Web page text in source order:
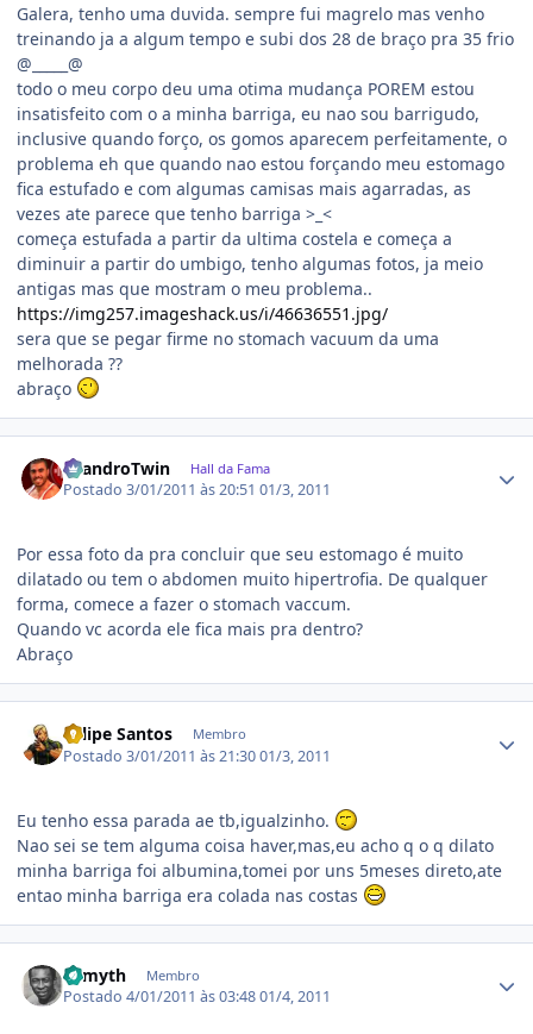
Galera, tenho uma duvida. sempre fui magrelo mas venho
treinando ja a algum tempo e subi dos 28 de braço pra 35 frio
@_____@
todo o meu corpo deu uma otima mudança POREM estou
insatisfeito com o a minha barriga, eu nao sou barrigudo,
inclusive quando forço, os gomos aparecem perfeitamente, o
problema eh que quando nao estou forçando meu estomago
fica estufado e com algumas camisas mais agarradas, as
vezes ate parece que tenho barriga >_<
começa estufada a partir da ultima costela e começa a
diminuir a partir do umbigo, tenho algumas fotos, ja meio
antigas mas que mostram o meu problema..
https://img257.imageshack.us/i/46636551.jpg/
sera que se pegar firme no stomach vacuum da uma
melhorada ??
abraço
LeandroTwin Hall da Fama
Postado3/01/2011 às 20:5101/3, 2011
Por essa foto da pra concluir que seu estomago é muito
dilatado ou tem o abdomen muito hipertrofia. De qualquer
forma, comece a fazer o stomach vaccum.
Quando vc acorda ele fica mais pra dentro?
Abraço
Felipe Santos Membro
Postado3/01/2011 às 21:3001/3, 2011
Eu tenho essa parada ae tb,igualzinho.
Nao sei se tem alguma coisa haver,mas,eu acho q o q dilato
minha barriga foi albumina,tomei por uns 5meses direto,ate
entao minha barriga era colada nas costas
El myth Membro
Postado4/01/2011 às 03:4801/4, 2011